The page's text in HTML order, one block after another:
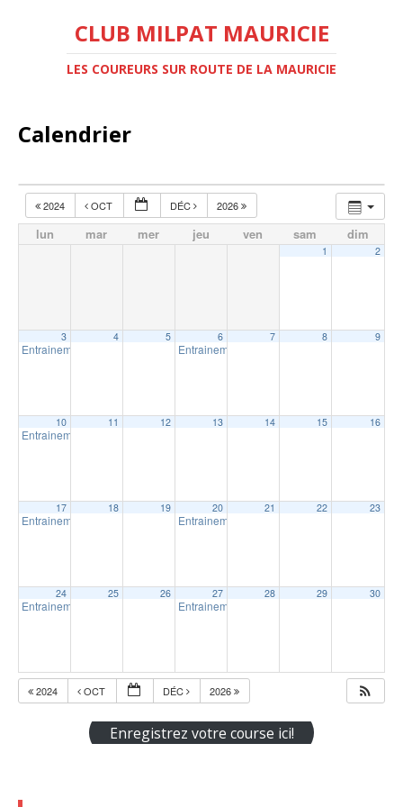
CLUB MILPAT MAURICIE
LES COUREURS SUR ROUTE DE LA MAURICIE
Calendrier
2024 OCT DÉC 2026
lun mar mer jeu ven sam dim
1 2
3
Entrainement intérieur à Shawinigan18:30
4 5 6
Entrainement intérieur à Shawinigan
7 8 9
10
Entrainement intérieur à Shawinigan
11 12 13 14 15 16
17
Entrainement intérieur à Shawinigan18:30
18 19 20
Entrainement intérieur à Shawinigan
21 22 23
24
Entrainement intérieur à Shawinigan18:30
25 26 27
Entrainement intérieur à Shawinigan
28 29 30
2024 OCT DÉC 2026
Enregistrez votre course ici!